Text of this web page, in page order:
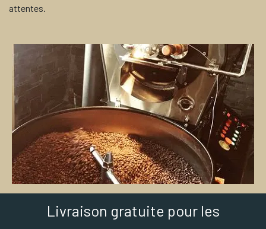
attentes.
Livraison gratuite pour les